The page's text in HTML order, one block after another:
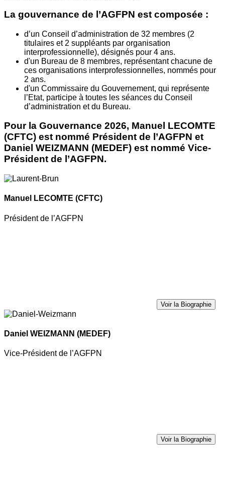
La gouvernance de l’AGFPN est composée :
d’un Conseil d’administration de 32 membres (2
titulaires et 2 suppléants par organisation
interprofessionnelle), désignés pour 4 ans.
d'un Bureau de 8 membres, représentant chacune de
ces organisations interprofessionnelles, nommés pour
2 ans.
d'un Commissaire du Gouvernement, qui représente
l’Etat, participe à toutes les séances du Conseil
d’administration et du Bureau.
Pour la Gouvernance 2026, Manuel LECOMTE
(CFTC) est nommé Président de l’AGFPN et
Daniel WEIZMANN (MEDEF) est nommé Vice-
Président de l’AGFPN.
Manuel LECOMTE (CFTC)
Président de l’AGFPN
Voir la Biographie
Daniel WEIZMANN (MEDEF)
Vice-Président de l’AGFPN
Voir la Biographie